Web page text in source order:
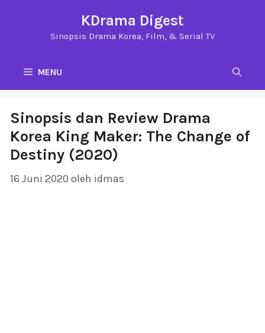
KDrama Digest
Sinopsis Drama Korea, Film, & Serial TV
MENU
Sinopsis dan Review Drama
Korea King Maker: The Change of
Destiny (2020)
16 Juni 2020 oleh idmas